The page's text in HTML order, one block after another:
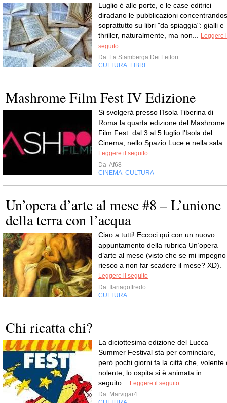
Luglio è alle porte, e le case editrici
diradano le pubblicazioni
soprattutto su libri "da spiaggia": gialli e
thriller, naturalmente, ma non...
Leggere
seguito
Da La Stamberga Dei Lettori
CULTURA LIBRI
Mashrome Film Fest IV Edizione
Si svolgerà presso l’Isola Tiberina di
Roma la quarta edizione del Mashrome
Film Fest: dal 3 al 5 luglio l’Isola del
Cinema, nello Spazio Luce e nella
Leggere il seguito
Da Af68
CINEMA CULTURA
Un’opera d’arte al mese #8 – L’unione
della terra con l’acqua
Ciao a tutti! Eccoci qui con un nuovo
appuntamento della rubrica Un’opera
d’arte al mese (visto che se mi impegno
riesco a non far scadere il mese? XD).
Leggere il seguito
Da
Ilariagoffredo
CULTURA
Chi ricatta chi?
La diciottesima edizione del Lucca
Summer Festival sta per cominciare,
però pochi giorni fa la città che, volente
nolente, lo ospita si è animata in
seguito...
Leggere il seguito
Da Marvigar4